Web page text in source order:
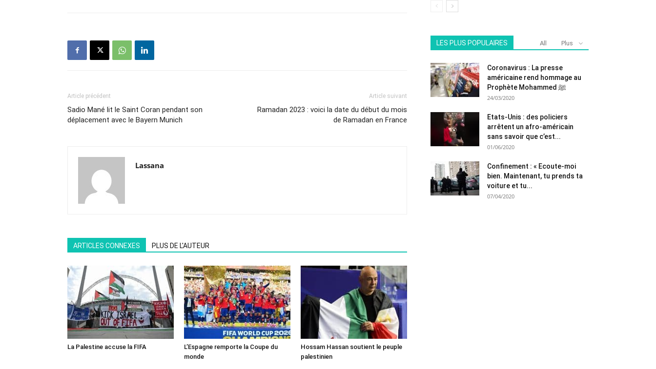
Article précédent
Sadio Mané lit le Saint Coran pendant son
déplacement avec le Bayern Munich
Article suivant
Ramadan 2023 : voici la date du début du mois
de Ramadan en France
Lassana
ARTICLES CONNEXES PLUS DE L'AUTEUR
La Palestine accuse la FIFA
L’Espagne remporte la Coupe du
monde
Hossam Hassan soutient le peuple
palestinien
LES PLUS POPULAIRES All Plus
Coronavirus : La presse
américaine rend hommage au
Prophète Mohammed ﷺ
24/03/2020
Etats-Unis : des policiers
arrêtent un afro-américain
sans savoir que c’est...
01/06/2020
Confinement : « Ecoute-moi
bien. Maintenant, tu prends ta
voiture et tu...
07/04/2020